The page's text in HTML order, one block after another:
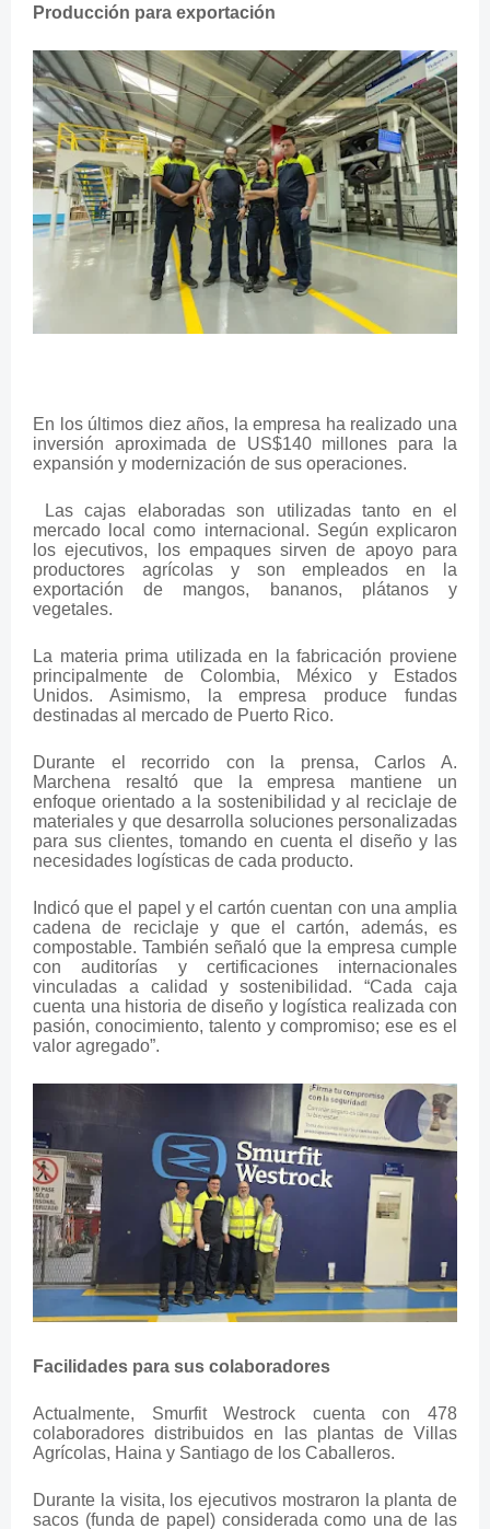
Producción para exportación
En los últimos diez años, la empresa ha realizado una
inversión aproximada de US$140 millones para la
expansión y modernización de sus operaciones.
Las cajas elaboradas son utilizadas tanto en el
mercado local como internacional. Según explicaron
los ejecutivos, los empaques sirven de apoyo para
productores agrícolas y son empleados en la
exportación de mangos, bananos, plátanos y
vegetales.
La materia prima utilizada en la fabricación proviene
principalmente de Colombia, México y Estados
Unidos. Asimismo, la empresa produce fundas
destinadas al mercado de Puerto Rico.
Durante el recorrido con la prensa, Carlos A.
Marchena resaltó que la empresa mantiene un
enfoque orientado a la sostenibilidad y al reciclaje de
materiales y que desarrolla soluciones personalizadas
para sus clientes, tomando en cuenta el diseño y las
necesidades logísticas de cada producto.
Indicó que el papel y el cartón cuentan con una amplia
cadena de reciclaje y que el cartón, además, es
compostable. También señaló que la empresa cumple
con auditorías y certificaciones internacionales
vinculadas a calidad y sostenibilidad. “Cada caja
cuenta una historia de diseño y logística realizada con
pasión, conocimiento, talento y compromiso; ese es el
valor agregado”.
Facilidades para sus colaboradores
Actualmente, Smurfit Westrock cuenta con 478
colaboradores distribuidos en las plantas de Villas
Agrícolas, Haina y Santiago de los Caballeros.
Durante la visita, los ejecutivos mostraron la planta de
sacos (funda de papel) considerada como una de las